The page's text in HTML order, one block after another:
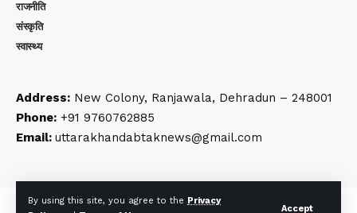
By using this site, you agree to the Privacy
Accept
राजनीति
संस्कृति
स्वास्थ्य
Address: New Colony, Ranjawala, Dehradun – 248001
Phone: +91 9760762885
Email: uttarakhandabtaknews@gmail.com
© Uttarakhand Ab Tak. All Rights Reserved | Developed By:Tech